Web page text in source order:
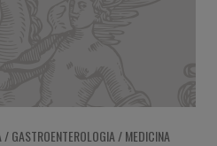
/ GASTROENTEROLOGIA / MEDICINA